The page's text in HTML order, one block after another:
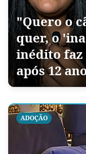
"Quero o
quer, o
inédito
após 12
ADOÇÃO